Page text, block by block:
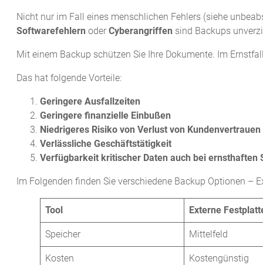
Nicht nur im Fall eines menschlichen Fehlers (siehe
Softwarefehlern oder Cyberangriffen sind Backups
Mit einem Backup schützen Sie Ihre Dokumente. Im
Das hat folgende Vorteile:
Geringere Ausfallzeiten
Geringere finanzielle Einbußen
Niedrigeres Risiko von Verlust von Kundenvertrauen
Verlässliche Geschäftstätigkeit
Verfügbarkeit kritischer Daten auch bei ernsthaften
Im Folgenden finden Sie verschiedene Backup Optionen –
Tool Externe
Speicher Mittelfeld
Kosten Kostengünstig